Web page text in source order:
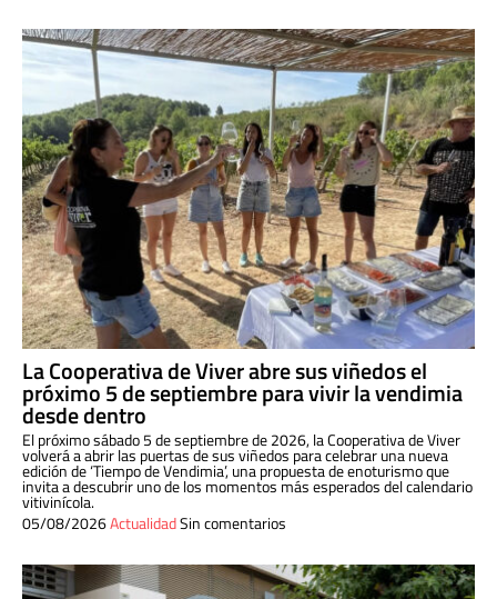
La Cooperativa de Viver abre sus viñedos el
próximo 5 de septiembre para vivir la vendimia
desde dentro
El próximo sábado 5 de septiembre de 2026, la Cooperativa de Viver
volverá a abrir las puertas de sus viñedos para celebrar una nueva
edición de ‘Tiempo de Vendimia’, una propuesta de enoturismo que
invita a descubrir uno de los momentos más esperados del calendario
vitivinícola.
05/08/2026ActualidadSin comentarios